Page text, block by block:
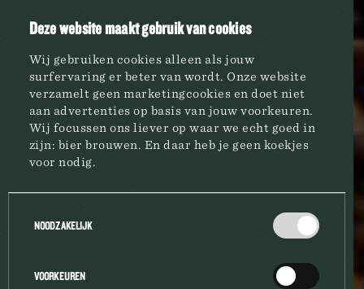
Deze website maakt gebruik van cookies
Wij gebruiken cookies alleen als jouw
surfervaring er beter van wordt. Onze website
verzamelt geen marketingcookies en doet niet
aan advertenties op basis van jouw voorkeuren.
Wij focussen ons liever op waar we echt goed in
zijn: bier brouwen. En daar heb je geen koekjes
voor nodig.
NOODZAKELIJK
VOORKEUREN
CAVES SAINT-CHRISTOPHE 'CABERNET SAUVIGNON'